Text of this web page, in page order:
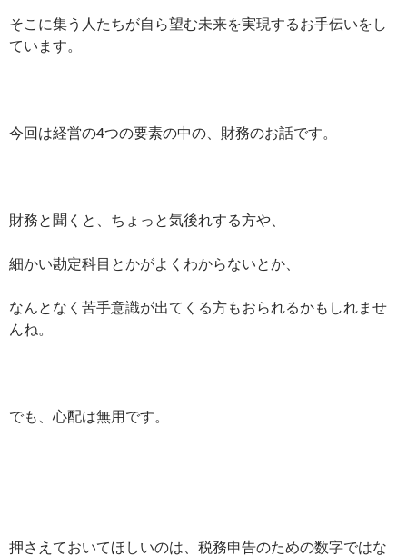
そこに集う人たちが自ら望む未来を実現するお手伝いをし
ています。
今回は経営の4つの要素の中の、財務のお話です。
財務と聞くと、ちょっと気後れする方や、
細かい勘定科目とかがよくわからないとか、
なんとなく苦手意識が出てくる方もおられるかもしれませ
んね。
でも、心配は無用です。
押さえておいてほしいのは、税務申告のための数字ではな